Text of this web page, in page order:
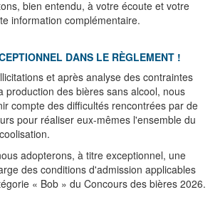
bien entendu, à votre écoute et votre
information complémentaire.
DANS LE RÈGLEMENT !
et après analyse des contraintes
production des bières sans alcool, nous
compte des difficultés rencontrées par de
pour réaliser eux-mêmes l'ensemble du
adopterons, à titre exceptionnel, une
des conditions d'admission applicables
« Bob » du Concours des bières 2026.